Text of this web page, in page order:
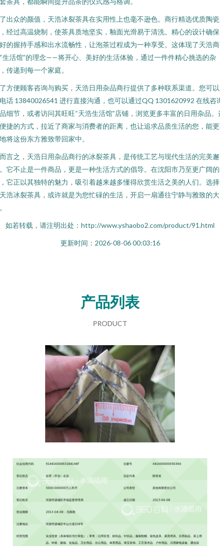
出众的颜值，天浩冰裂茶具在实用性上也毫不逊色。商行精选优质陶
经过高温烧制，使茶具质地坚实，釉面光滑易于清洗。精心的设计确
的握持手感和出水流畅性，让泡茶过程成为一种享受。这体现了天浩商
生活馆”的理念——将开心、美好的生活体验，通过一件件精心挑选的杂
传递到每一个家庭。
方便顾客咨询与购买，天浩日用杂品商行提供了多种联系渠道。您可
话 13840026541 进行直接沟通，也可以通过QQ 1301620992 在线咨
细节，或者访问其旺旺“天浩生活馆”店铺，浏览更多丰富的日用杂品。
捷的方式，拉近了商家与消费者的距离，也让追求品质生活的您，能
将这份东方雅致带回家中。
言之，天浩日用杂品商行的冰裂茶具，是传统工艺与现代生活的完美邂
它不止是一件商品，更是一种生活方式的倡导。在沈阳市乃至更广阔
它正以其独特的魅力，吸引着越来越多懂得欣赏生活之美的人们。选
浩冰裂茶具，或许就是为您忙碌的生活，开启一扇通往宁静与雅致的大
如若转载，请注明出处：http://www.yshaobo2.com/product/91.html
更新时间：2026-08-06 00:03:16
产品列表
PRODUCT